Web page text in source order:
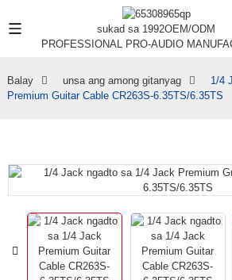
sukad sa 1992OEM/ODM
PROFESSIONAL PRO-AUDIO
+86
Balay unsa ang among gitanyag
1/4
Premium Guitar Cable CR263S-6.35TS/6.35TS